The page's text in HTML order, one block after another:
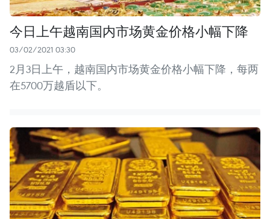
今日上午越南国内市场黄金价格小幅下降
03/02/2021 03:30
2月3日上午，越南国内市场黄金价格小幅下降，每两
在5700万越盾以下。